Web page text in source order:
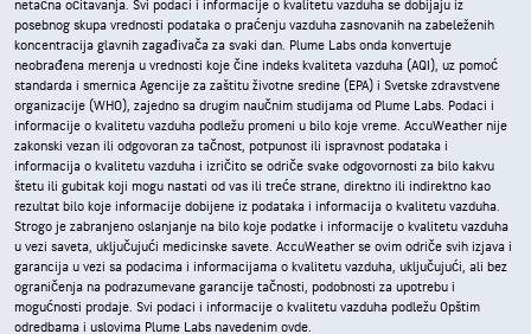
netačna očitavanja. Svi podaci i informacije o kvalitetu vazduha se dobijaju iz
posebnog skupa vrednosti podataka o praćenju vazduha zasnovanih na zabeleženih
koncentracija glavnih zagađivača za svaki dan. Plume Labs onda konvertuje
neobrađena merenja u vrednosti koje čine indeks kvaliteta vazduha (AQI), uz pomoć
standarda i smernica Agencije za zaštitu životne sredine (EPA) i Svetske zdravstvene
organizacije (WHO), zajedno sa drugim naučnim studijama od Plume Labs. Podaci i
informacije o kvalitetu vazduha podležu promeni u bilo koje vreme. AccuWeather nije
zakonski vezan ili odgovoran za tačnost, potpunost ili ispravnost podataka i
informacija o kvalitetu vazduha i izričito se odriče svake odgovornosti za bilo kakvu
štetu ili gubitak koji mogu nastati od vas ili treće strane, direktno ili indirektno kao
rezultat bilo koje informacije dobijene iz podataka i informacija o kvalitetu vazduha.
Strogo je zabranjeno oslanjanje na bilo koje podatke i informacije o kvalitetu vazduha
u vezi saveta, uključujući medicinske savete. AccuWeather se ovim odriče svih izjava i
garancija u vezi sa podacima i informacijama o kvalitetu vazduha, uključujući, ali bez
ograničenja na podrazumevane garancije tačnosti, podobnosti za upotrebu i
mogućnosti prodaje. Svi podaci i informacije o kvalitetu vazduha podležu Opštim
odredbama i uslovima Plume Labs navedenim ovde.